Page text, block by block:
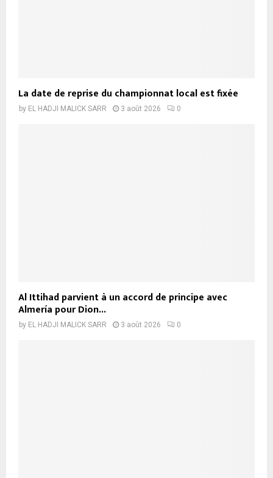
La date de reprise du championnat local est fixée
by EL HADJI MALICK SARR 3 août 2026 0
Al Ittihad parvient à un accord de principe avec
Almería pour Dion...
by EL HADJI MALICK SARR 3 août 2026 0